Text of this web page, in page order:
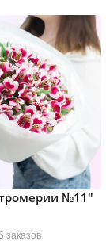
заказов
№11"